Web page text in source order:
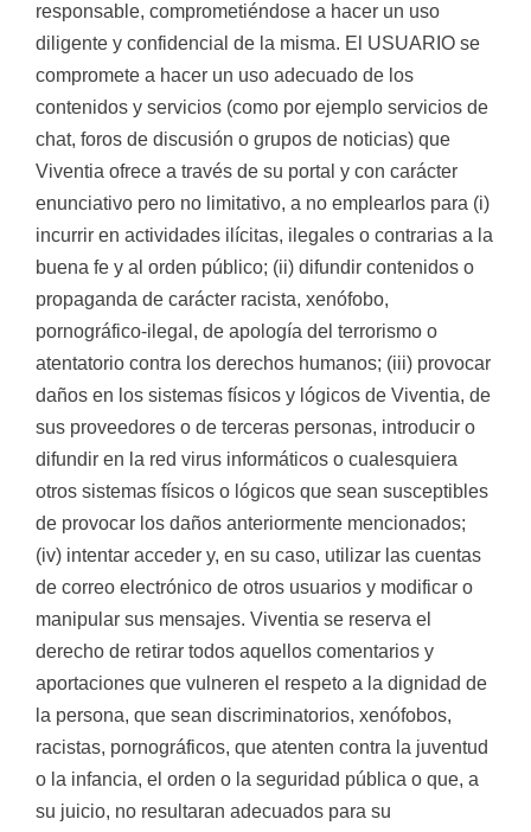
responsable, comprometiéndose a hacer un uso
diligente y confidencial de la misma. El USUARIO se
compromete a hacer un uso adecuado de los
contenidos y servicios (como por ejemplo servicios de
chat, foros de discusión o grupos de noticias) que
Viventia ofrece a través de su portal y con carácter
enunciativo pero no limitativo, a no emplearlos para (i)
incurrir en actividades ilícitas, ilegales o contrarias a la
buena fe y al orden público; (ii) difundir contenidos o
propaganda de carácter racista, xenófobo,
pornográfico-ilegal, de apología del terrorismo o
atentatorio contra los derechos humanos; (iii) provocar
daños en los sistemas físicos y lógicos de Viventia, de
sus proveedores o de terceras personas, introducir o
difundir en la red virus informáticos o cualesquiera
otros sistemas físicos o lógicos que sean susceptibles
de provocar los daños anteriormente mencionados;
(iv) intentar acceder y, en su caso, utilizar las cuentas
de correo electrónico de otros usuarios y modificar o
manipular sus mensajes. Viventia se reserva el
derecho de retirar todos aquellos comentarios y
aportaciones que vulneren el respeto a la dignidad de
la persona, que sean discriminatorios, xenófobos,
racistas, pornográficos, que atenten contra la juventud
o la infancia, el orden o la seguridad pública o que, a
su juicio, no resultaran adecuados para su